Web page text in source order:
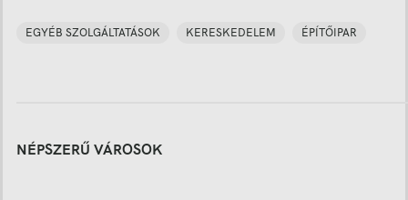
EGYÉB SZOLGÁLTATÁSOK KERESKEDELEM ÉPÍTŐIPAR
NÉPSZERŰ VÁROSOK